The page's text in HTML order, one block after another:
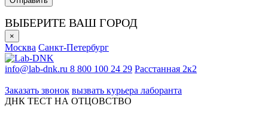
ВЫБЕРИТЕ ВАШ ГОРОД
×
Москва Санкт-Петербург
info@lab-dnk.ru 8 800 100 24 29 Расстанная 2к2
Заказать звонок вызвать курьера лаборанта
ДНК ТЕСТ НА ОТЦОВСТВО